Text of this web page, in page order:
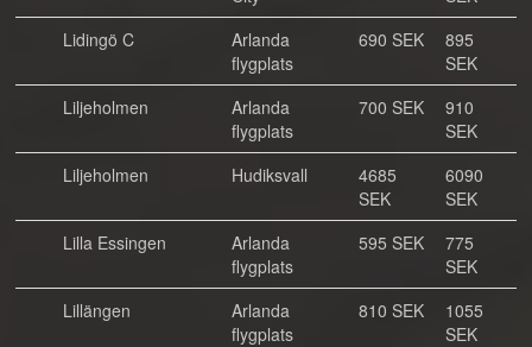
Lidingö C
Arlanda
flygplats
690 SEK
895
SEK
Liljeholmen
Arlanda
flygplats
700 SEK
910
SEK
Liljeholmen
Hudiksvall
4685
SEK
6090
SEK
Lilla Essingen
Arlanda
flygplats
595 SEK
775
SEK
Lillängen
Arlanda
flygplats
810 SEK
1055
SEK